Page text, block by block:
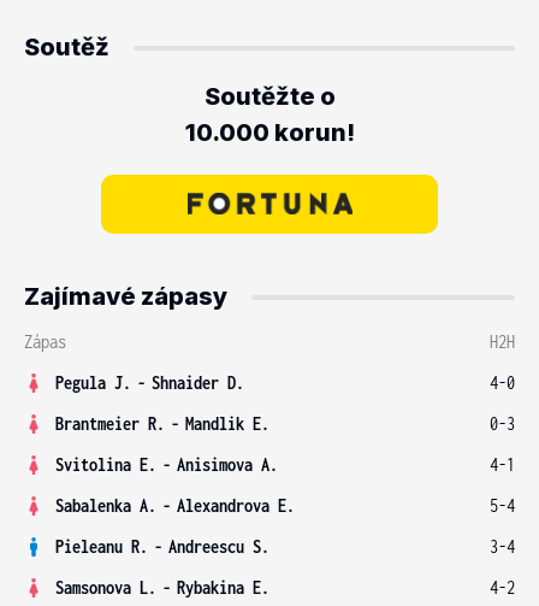
Soutěž
Soutěžte o
10.000 korun!
Zajímavé zápasy
Zápas
H2H
Pegula J. - Shnaider D.
4-0
Brantmeier R. - Mandlik E.
0-3
Svitolina E. - Anisimova A.
4-1
Sabalenka A. - Alexandrova E.
5-4
Pieleanu R. - Andreescu S.
3-4
Samsonova L. - Rybakina E. 4-2